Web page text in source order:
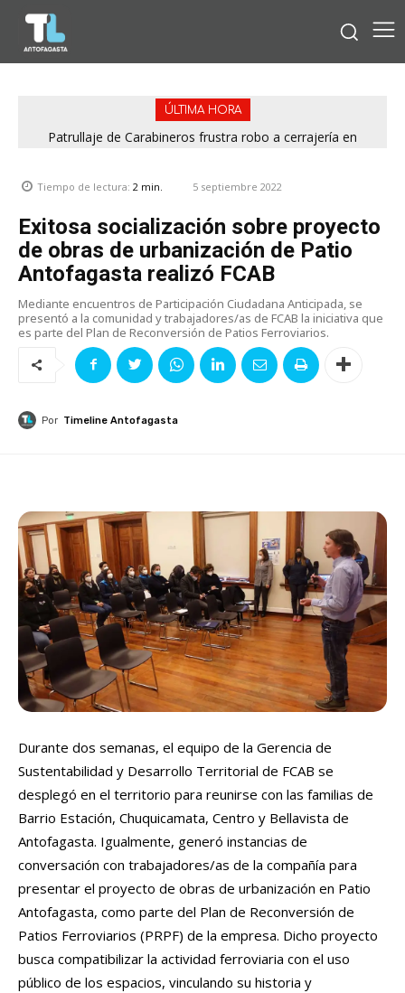
ÚLTIMA HORA
“Operación Hilo Invisible”: Investigación nacida en
Patrullaje de Carabineros frustra robo a cerrajería en
Tiempo de lectura: 2 min. 5 septiembre 2022
Exitosa socialización sobre proyecto
de obras de urbanización de Patio
Antofagasta realizó FCAB
Mediante encuentros de Participación Ciudadana Anticipada, se
presentó a la comunidad y trabajadores/as de FCAB la iniciativa que
es parte del Plan de Reconversión de Patios Ferroviarios.
Por Timeline Antofagasta
Durante dos semanas, el equipo de la Gerencia de
Sustentabilidad y Desarrollo Territorial de FCAB se
desplegó en el territorio para reunirse con las familias de
Barrio Estación, Chuquicamata, Centro y Bellavista de
Antofagasta. Igualmente, generó instancias de
conversación con trabajadores/as de la compañía para
presentar el proyecto de obras de urbanización en Patio
Antofagasta, como parte del Plan de Reconversión de
Patios Ferroviarios (PRPF) de la empresa. Dicho proyecto
busca compatibilizar la actividad ferroviaria con el uso
público de los espacios, vinculando su historia y